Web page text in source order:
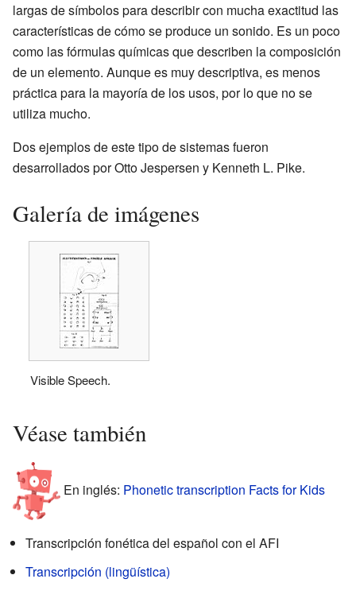
largas de símbolos para describir con mucha exactitud las
características de cómo se produce un sonido. Es un poco
como las fórmulas químicas que describen la composición
de un elemento. Aunque es muy descriptiva, es menos
práctica para la mayoría de los usos, por lo que no se
utiliza mucho.
Dos ejemplos de este tipo de sistemas fueron
desarrollados por Otto Jespersen y Kenneth L. Pike.
Galería de imágenes
Visible Speech.
Véase también
En inglés: Phonetic transcription Facts for Kids
Transcripción fonética del español con el AFI
Transcripción (lingüística)